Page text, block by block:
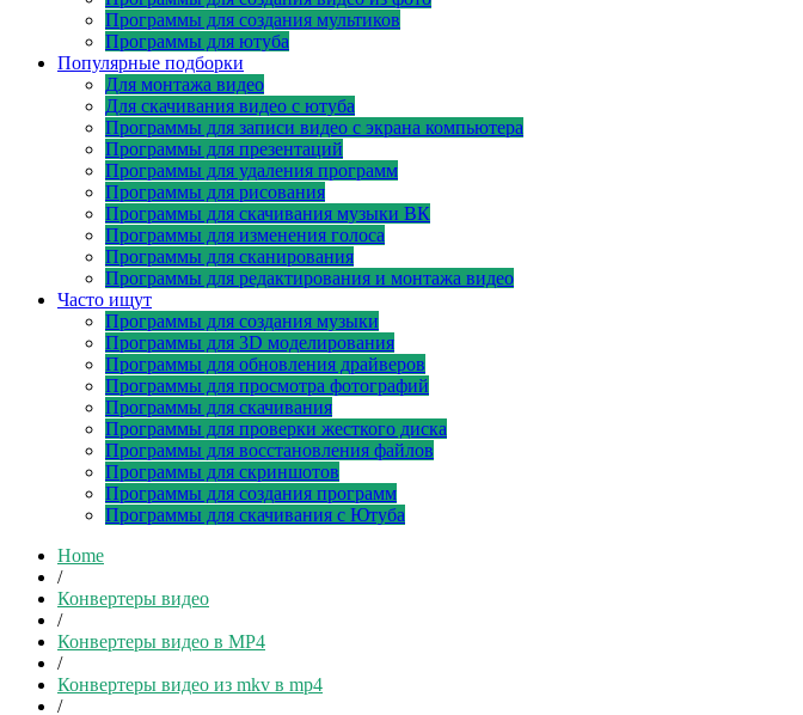
Программы для создания мультиков
Программы для ютуба
Популярные подборки
Для монтажа видео
Для скачивания видео с ютуба
Программы для записи видео с экрана компьютера
Программы для презентаций
Программы для удаления программ
Программы для рисования
Программы для скачивания музыки ВК
Программы для изменения голоса
Программы для сканирования
Программы для редактирования и монтажа видео
Часто ищут
Программы для создания музыки
Программы для 3D моделирования
Программы для обновления драйверов
Программы для просмотра фотографий
Программы для скачивания
Программы для проверки жесткого диска
Программы для восстановления файлов
Программы для скриншотов
Программы для создания программ
Программы для скачивания с Ютуба
Home
/
Конвертеры видео
/
Конвертеры видео в MP4
/
Конвертеры видео из mkv в mp4
/